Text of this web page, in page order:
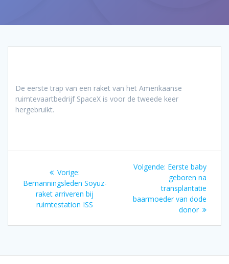
De eerste trap van een raket van het Amerikaanse
ruimtevaartbedrijf SpaceX is voor de tweede keer
hergebruikt.
navigatie
Vorige:
bericht:
Bemanningsleden Soyuz-
raket arriveren bij
ruimtestation ISS
Volgende: Volgend
bericht:
Eerste baby
geboren na
transplantatie
baarmoeder van dode
donor